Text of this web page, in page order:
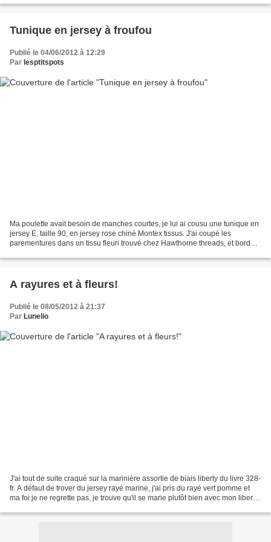
Tunique en jersey à froufou
Publié le 04/06/2012 à 12:29
Par lesptitspots
Ma poulette avait besoin de manches courtes, je lui ai cousu une tunique en
jersey E, taille 90, en jersey rose chiné Montex tissus. J'ai coupé les
parementures dans un tissu fleuri trouvé chez Hawthorne threads, et bordé
A rayures et à fleurs!
Publié le 08/05/2012 à 21:37
Par Lunelio
J'ai tout de suite craqué sur la marinière assortie de biais liberty du livre 328-
fr. A défaut de trover du jersey rayé marine, j'ai pris du rayé vert pomme et
ma foi je ne regrette pas, je trouve qu'il se marie plutôt bien avec mon liberty